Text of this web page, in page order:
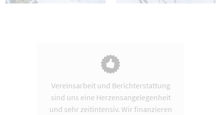
Vereinsarbeit und Berichterstattung
sind uns eine Herzensangelegenheit
und sehr zeitintensiv. Wir finanzieren